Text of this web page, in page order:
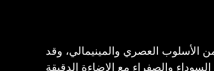
الأسلوب العصري والمينيمالي، وقد
والصفراء مع الإضاءة الدقيقة